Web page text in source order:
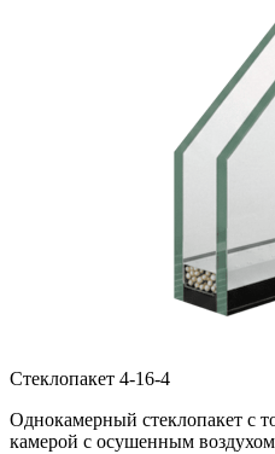
Стеклопакет 4-16-4
Однокамерный стеклопакет с
камерой с осушенным